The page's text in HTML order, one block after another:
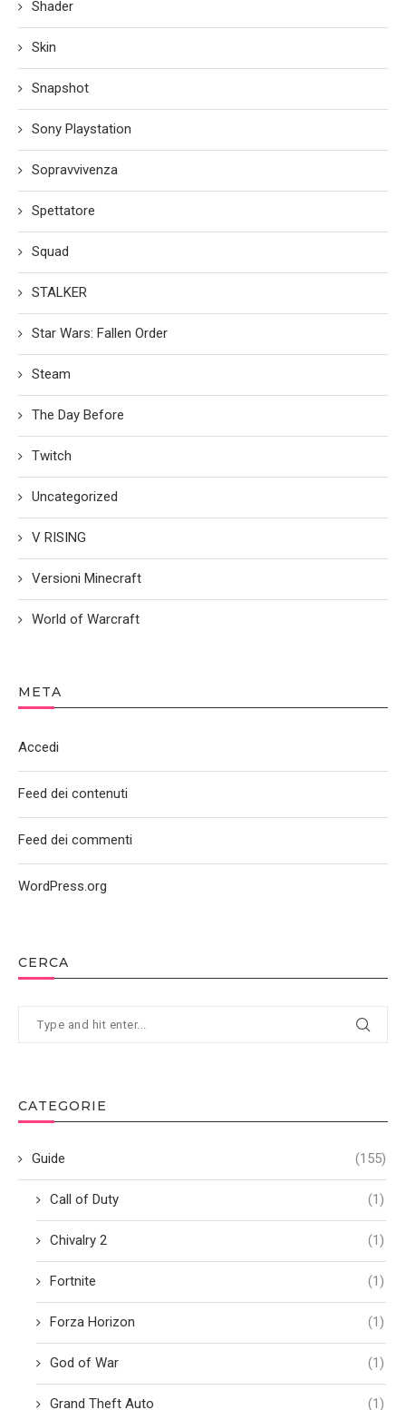
CERCA
CATEGORIE
Guide (155)
Call of Duty (1)
Chivalry 2 (1)
Fortnite (1)
Forza Horizon (1)
God of War (1)
Grand Theft Auto (1)
Shader
Skin
Snapshot
Sony Playstation
Sopravvivenza
Spettatore
Squad
STALKER
Star Wars: Fallen Order
Steam
The Day Before
Twitch
Uncategorized
V RISING
Versioni Minecraft
World of Warcraft
META
Accedi
Feed dei contenuti
Feed dei commenti
WordPress.org